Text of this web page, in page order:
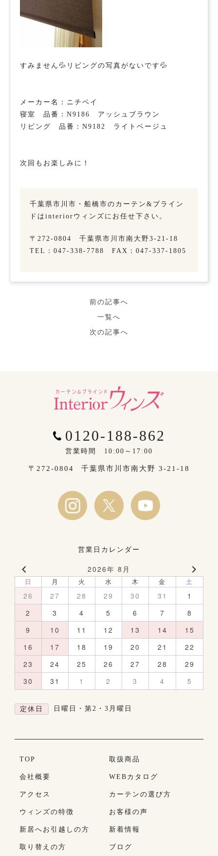
すみません💦リビングの写真がないです💦
メーカー名：ニチベイ
寝室 品番：N9186 アッシュブラウン
リビング 品番：N9182 ライトベージュ
次回もお楽しみに！
千葉県市川市・船橋市のカーテン&ブライン
ドはinteriorウィンズにお任せ下さい。
〒272-0804 千葉県市川市南大野3-21-18
TEL：047-338-7788 FAX：047-337-1805
前の記事へ
一覧へ
次の記事へ
0120-188-862
営業時間 10:00～17:00
〒272-0804 千葉県市川市南大野 3-21-18
営業日カレンダー
2026年 8月
日 月 火 水 木 金 土
26 27 28 29 30 31
1
2
3 4 5 6 7
8
9
10 11 12 13 14
15
16
17 18 19 20 21
22
23
24 25 26 27 28
29
30
31 1 2 3 4 5
定休日 日曜日・第2・3月曜日
TOP
会社概要
アクセス
ウィンズの特徴
新居へお引越しの方
取り替えの方
取扱商品
WEBカタログ
カーテンの選び方
お客様の声
新着情報
ブログ